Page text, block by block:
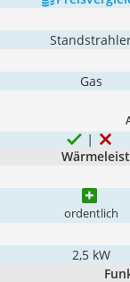
Gas
ordentlich
2,5 kW